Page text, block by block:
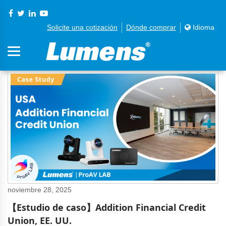
Solicite una cotización Dónde comprar Idioma
noviembre 28, 2025
【Estudio de caso】Addition Financial Credit
Union, EE. UU.